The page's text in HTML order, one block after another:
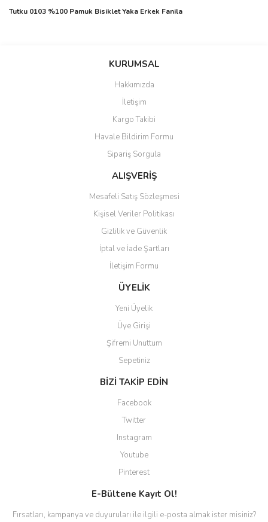
Tutku 0103 %100 Pamuk Bisiklet Yaka Erkek Fanila
Bu ürüne ilk yorumu siz yapın!
Yorum Yaz
Ürün resmi kalitesiz, bozuk veya görüntülenemiyor.
Ürün açıklamasında eksik bilgiler bulunuyor.
Ürün bilgilerinde hatalar bulunuyor.
Ürün fiyatı diğer sitelerden daha pahalı.
Bu ürüne benzer farklı alternatifler olmalı.
Gönder
KURUMSAL
Hakkımızda
İletişim
Kargo Takibi
Havale Bildirim Formu
Sipariş Sorgula
ALIŞVERİŞ
Mesafeli Satış Sözleşmesi
Kişisel Veriler Politikası
Gizlilik ve Güvenlik
İptal ve İade Şartları
İletişim Formu
ÜYELİK
Yeni Üyelik
Üye Girişi
Şifremi Unuttum
Sepetiniz
BİZİ TAKİP EDİN
Facebook
Twitter
Instagram
Youtube
Pinterest
E-Bültene Kayıt Ol!
Fırsatları, kampanya ve duyuruları ile ilgili e-posta almak ister misiniz?